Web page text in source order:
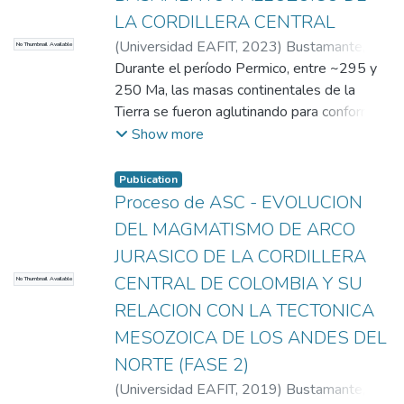
dishonesty was academic fraud. Therefore,
the objective of the research group is to
estimate the factors that contribute to
fraud.
No Thumbnail Available
LA CORDILLERA CENTRAL
(Universidad EAFIT, 2023) Bustamante,
Camilo;Universidad EAFIT
Durante el período Permico, entre ~295 y
250 Ma, las masas continentales de la
Tierra se fueron aglutinando para conformar
lo que se conoce como el supercontinente
través de la colisión de los continentes,
trayendo como consecuencia el cierre del
océano Rheico, lo que marcó el fin de la era
Paleozoica (~250 Ma). Su futura
separaciónn se dio a finales del período
Triásico (~200 Ma), dando origen a las
cuencas oceánicas que se conocen
actualmente, y a la reorganización de los
continentes hasta alcanzar su forma y
posición actual.Las reconstrucciones
paleogeográficas sugieren que las partes
Show more
No Thumbnail Available
Publication
Proceso de ASC - EVOLUCION
DEL MAGMATISMO DE ARCO
JURASICO DE LA CORDILLERA
CENTRAL DE COLOMBIA Y SU
RELACION CON LA TECTONICA
MESOZOICA DE LOS ANDES DEL
NORTE (FASE 2)
(Universidad EAFIT, 2019) Bustamante,